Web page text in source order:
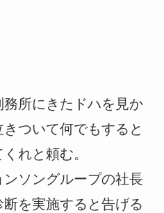
所にきたドハを見か
ついて何でもすると
れと頼む。
ソングループの社長
を実施すると告げる